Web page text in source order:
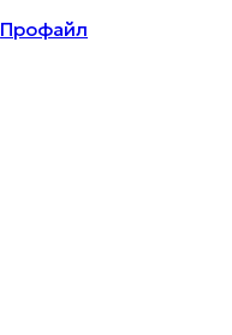
Профайл